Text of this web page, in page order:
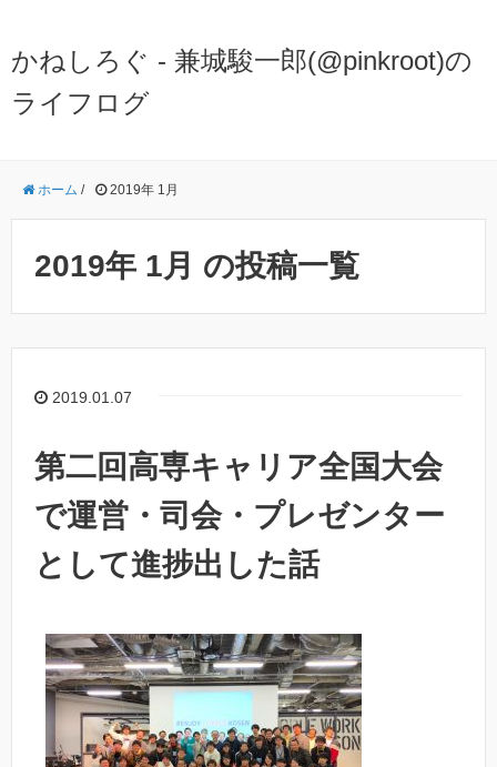
かねしろぐ - 兼城駿一郎(@pinkroot)の
ライフログ
ホーム / 2019年 1月
2019年 1月 の投稿一覧
2019.01.07
第二回高専キャリア全国大会
で運営・司会・プレゼンター
として進捗出した話